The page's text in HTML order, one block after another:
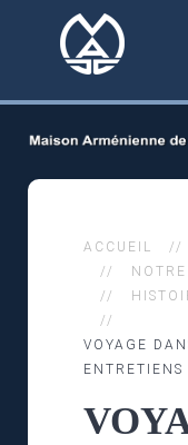
ACCUEIL
VOYAGE